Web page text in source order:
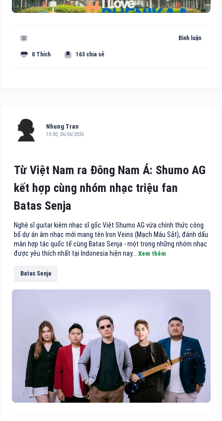
Bình luận
0 Thích 163 chia sẻ
Nhung Tran
10:00, 06/06/2026
Từ Việt Nam ra Đông Nam Á: Shumo AG
kết hợp cùng nhóm nhạc triệu fan
Batas Senja
Nghệ sĩ guitar kiêm nhạc sĩ gốc Việt Shumo AG vừa chính thức công
bố dự án âm nhạc mới mang tên Iron Veins (Mạch Máu Sắt), đánh dấu
màn hợp tác quốc tế cùng Batas Senja - một trong những nhóm nhạc
được yêu thích nhất tại Indonesia hiện nay... Xem thêm
Batas Senja